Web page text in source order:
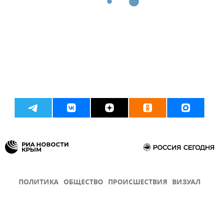
ПОЛИТИКА ОБЩЕСТВО ПРОИСШЕСТВИЯ ВИЗУАЛ